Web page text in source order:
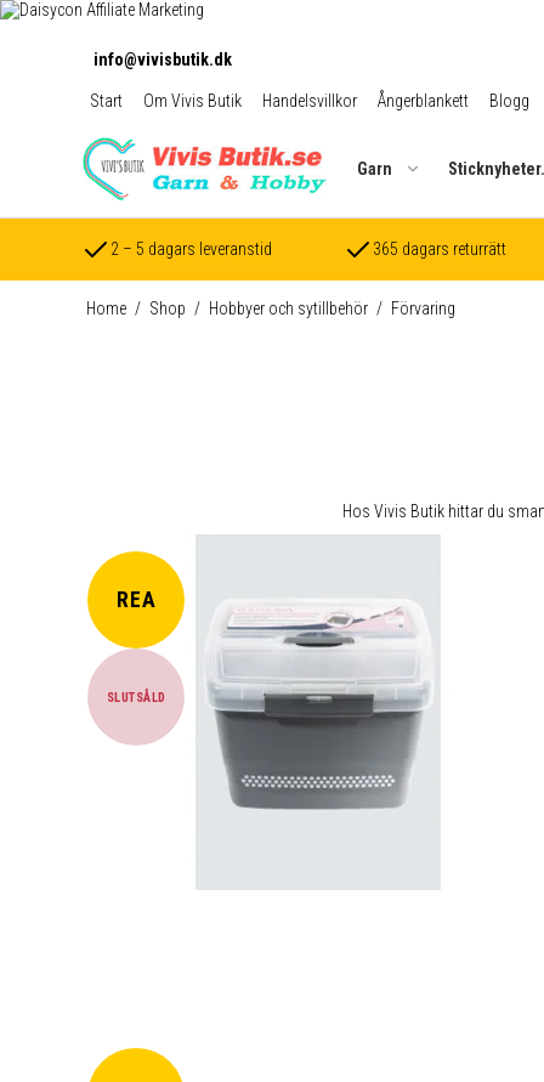
info@vivisbutik.dk
Start Om Vivis Butik Handelsvillkor Ångerblankett Blogg
Garn
2 – 5 dagars leveranstid 365 dagars returrätt
Home / Shop / Hobbyer och sytillbehör / Förvaring
Hos Vivis Butik hittar du
REA
SLUTSÅLD